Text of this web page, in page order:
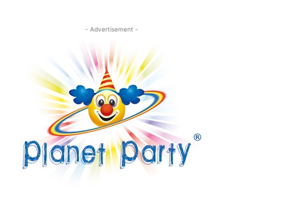
- Advertisement -